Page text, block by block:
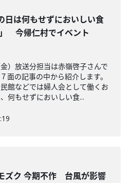
日は何もせずにおいしい食
今帰仁村でイベント
）放送分担当は赤嶺啓子さんで
面の記事の中から紹介します。
館などでは婦人会として働くお
何もせずにおいしい食...
ズク 今期不作 台風が影響